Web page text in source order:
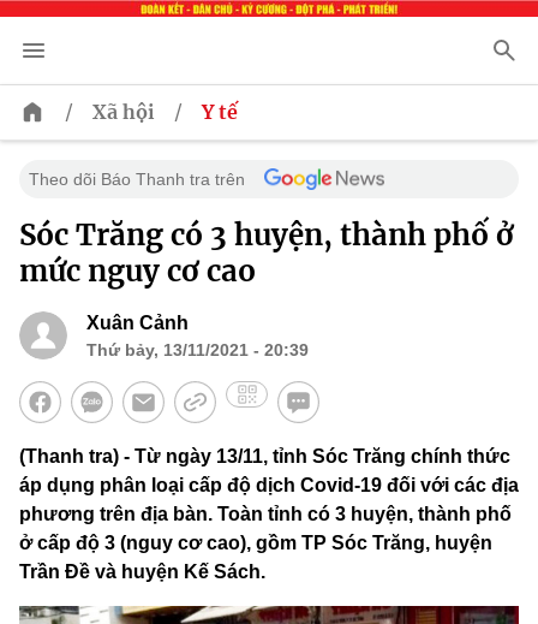
/ Xã hội / Y tế
Theo dõi Báo Thanh tra trên
Sóc Trăng có 3 huyện, thành phố ở
mức nguy cơ cao
Xuân Cảnh
Thứ bảy, 13/11/2021 - 20:39
(Thanh tra) - Từ ngày 13/11, tỉnh Sóc Trăng chính thức
áp dụng phân loại cấp độ dịch Covid-19 đối với các địa
phương trên địa bàn. Toàn tỉnh có 3 huyện, thành phố
ở cấp độ 3 (nguy cơ cao), gồm TP Sóc Trăng, huyện
Trần Đề và huyện Kế Sách.